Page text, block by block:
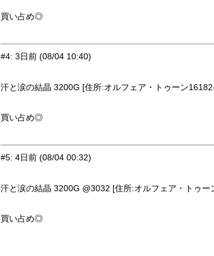
買い占め◎
#4: 3日前 (08/04 10:40)
汗と涙の結晶 3200G [住所:オルフェア・トゥーン
買い占め◎
#5: 4日前 (08/04 00:32)
汗と涙の結晶 3200G @3032 [住所:オルフェア・トゥー
買い占め◎